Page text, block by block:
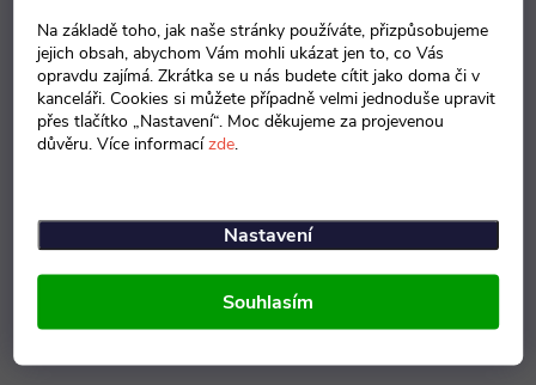
Na základě toho, jak naše stránky používáte, přizpůsobujeme
jejich obsah, abychom Vám mohli ukázat jen to, co Vás
opravdu zajímá. Zkrátka se u nás budete cítit jako doma či v
kanceláři. Cookies si můžete případně velmi jednoduše upravit
přes tlačítko „Nastavení“. Moc děkujeme za projevenou
důvěru. Více informacízde.
Nastavení
Souhlasím
DEKORY DŘEVA
Buk